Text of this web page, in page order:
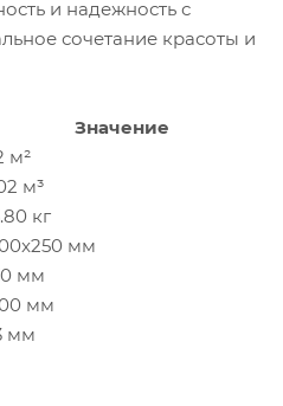
и надежность с
сочетание красоты и
Значение
м²
м³
кг
мм
мм
мм
мм